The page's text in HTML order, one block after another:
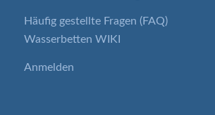
Häufig gestellte Fragen (FAQ)
Wasserbetten WIKI
Anmelden